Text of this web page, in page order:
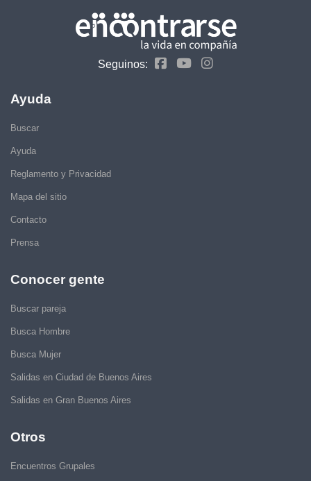
Seguinos:
Ayuda
Buscar
Ayuda
Reglamento y Privacidad
Mapa del sitio
Contacto
Prensa
Conocer gente
Buscar pareja
Busca Hombre
Busca Mujer
Salidas en Ciudad de Buenos Aires
Salidas en Gran Buenos Aires
Otros
Encuentros Grupales